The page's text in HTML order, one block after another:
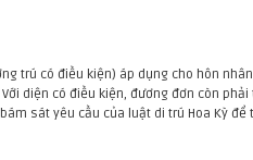
trú có điều kiện) áp dụng cho hôn
diện có điều kiện, đương đơn còn
sát yêu cầu của luật di trú Hoa Kỳ